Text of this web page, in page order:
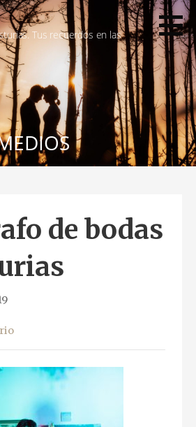
Tus recuerdos en las
de bodas